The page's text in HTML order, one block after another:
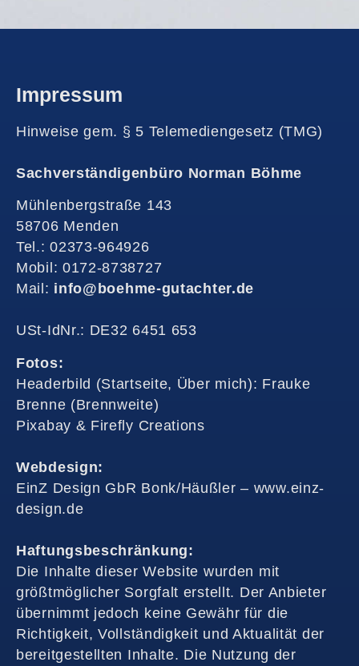
Impressum
Hinweise gem. § 5 Telemediengesetz (TMG)
Sachverständigenbüro Norman Böhme
Mühlenbergstraße 143
58706 Menden
Tel.: 02373-964926
Mobil: 0172-8738727
Mail: info@boehme-gutachter.de
USt-IdNr.: DE32 6451 653
Fotos:
Headerbild (Startseite, Über mich): Frauke
Brenne (Brennweite)
Pixabay & Firefly Creations
Webdesign:
EinZ Design GbR Bonk/Häußler – www.einz-
design.de
Haftungsbeschränkung:
Die Inhalte dieser Website wurden mit
größtmöglicher Sorgfalt erstellt. Der Anbieter
übernimmt jedoch keine Gewähr für die
Richtigkeit, Vollständigkeit und Aktualität der
bereitgestellten Inhalte. Die Nutzung der